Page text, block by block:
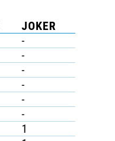
JOKER
-
-
-
-
-
-
1